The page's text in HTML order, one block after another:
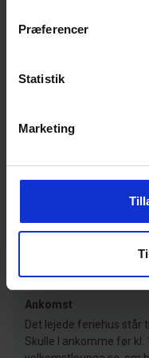
Præferencer
Statistik
Marketing
Bureau
Ankomst
Det lejede feriehus står
Skulle I ankomme før kl.